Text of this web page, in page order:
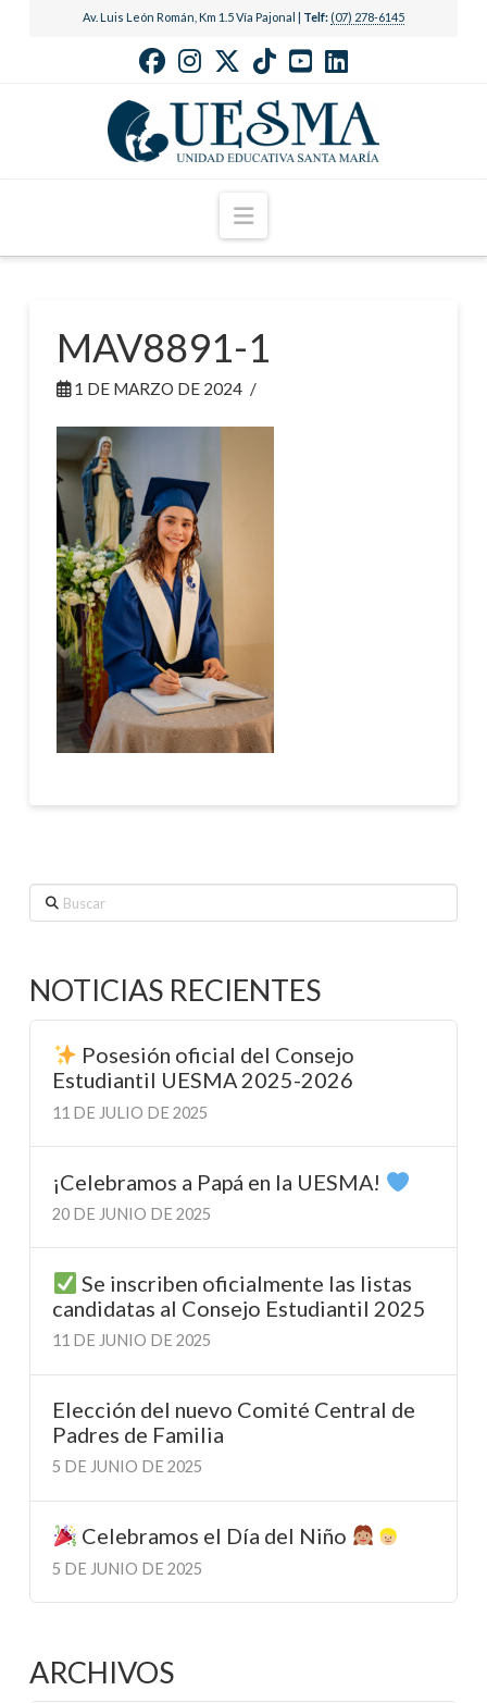
Av. Luis León Román, Km 1.5 Vía Pajonal | Telf: (07) 278-6145
Navigation
MAV8891-1
1 DE MARZO DE 2024
Buscar
NOTICIAS RECIENTES
Posesión oficial del Consejo
Estudiantil UESMA 2025-2026
11 DE JULIO DE 2025
¡Celebramos a Papá en la UESMA!
20 DE JUNIO DE 2025
Se inscriben oficialmente las listas
candidatas al Consejo Estudiantil 2025
11 DE JUNIO DE 2025
Elección del nuevo Comité Central de
Padres de Familia
5 DE JUNIO DE 2025
Celebramos el Día del Niño
5 DE JUNIO DE 2025
ARCHIVOS